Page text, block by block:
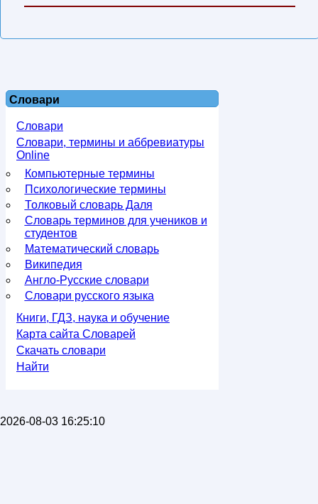
Словари
Словари
Словари, термины и аббревиатуры
Online
Компьютерные термины
Психологические термины
Толковый словарь Даля
Словарь терминов для учеников и
студентов
Математический словарь
Википедия
Англо-Русские словари
Словари русского языка
Книги, ГДЗ, наука и обучение
Карта сайта Словарей
Скачать словари
Найти
2026-08-03 16:25:10